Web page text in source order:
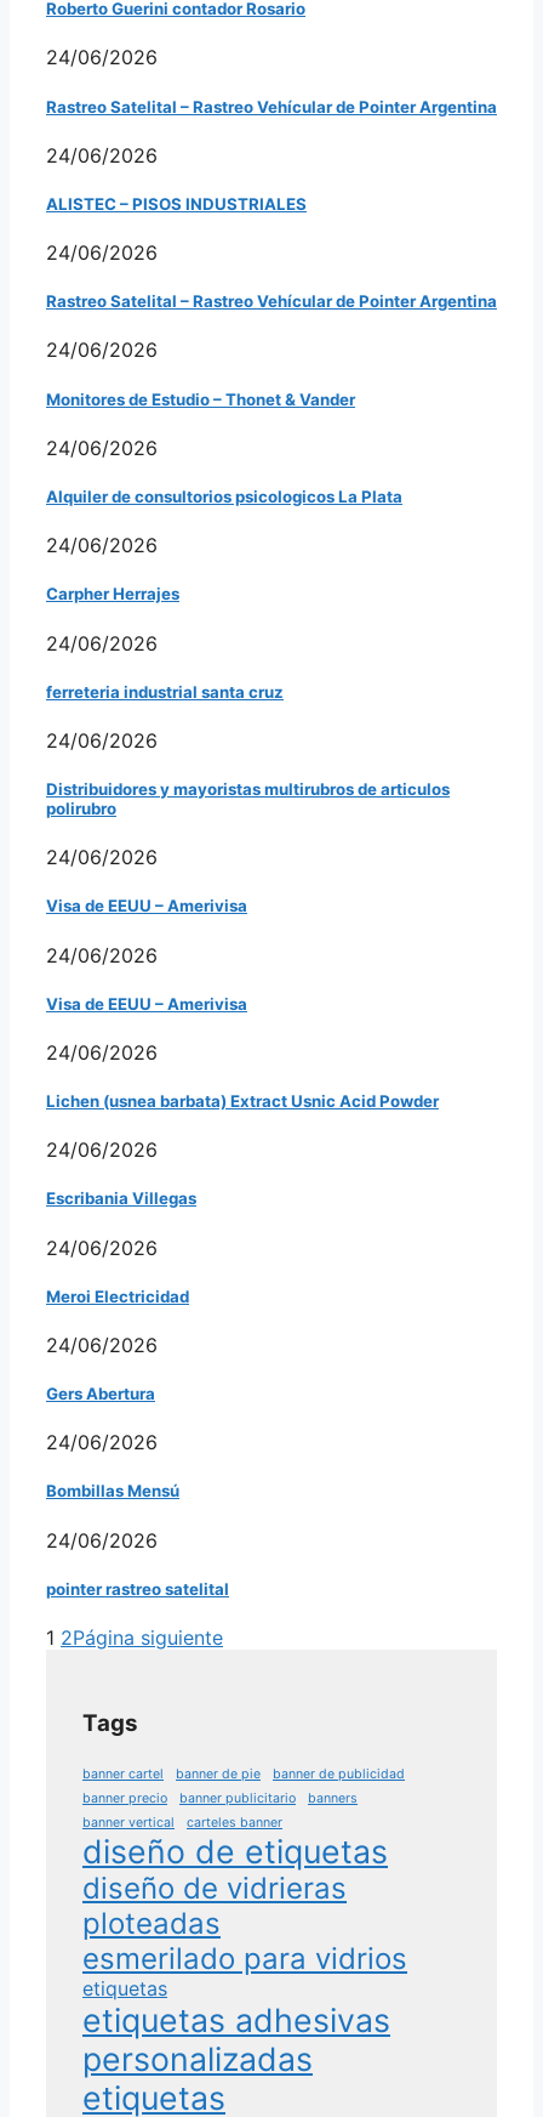
Roberto Guerini contador Rosario
24/06/2026
Rastreo Satelital – Rastreo Vehícular de Pointer Argentina
24/06/2026
ALISTEC – PISOS INDUSTRIALES
24/06/2026
Rastreo Satelital – Rastreo Vehícular de Pointer Argentina
24/06/2026
Monitores de Estudio – Thonet & Vander
24/06/2026
Alquiler de consultorios psicologicos La Plata
24/06/2026
Carpher Herrajes
24/06/2026
ferreteria industrial santa cruz
24/06/2026
Distribuidores y mayoristas multirubros de articulos
polirubro
24/06/2026
Visa de EEUU – Amerivisa
24/06/2026
Visa de EEUU – Amerivisa
24/06/2026
Lichen (usnea barbata) Extract Usnic Acid Powder
24/06/2026
Escribania Villegas
24/06/2026
Meroi Electricidad
24/06/2026
Gers Abertura
24/06/2026
Bombillas Mensú
24/06/2026
pointer rastreo satelital
1 2Página siguiente
Tags
banner cartel banner de pie
banner de publicidad
banner precio
banner publicitario
banners
banner vertical
carteles banner
diseño de etiquetas
diseño de vidrieras
ploteadas
esmerilado para vidrios
etiquetas
etiquetas adhesivas
personalizadas
etiquetas